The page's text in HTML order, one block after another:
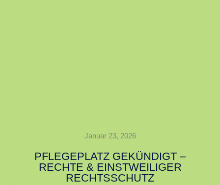
Januar 23, 2026
PFLEGEPLATZ GEKÜNDIGT –
RECHTE & EINSTWEILIGER
RECHTSSCHUTZ